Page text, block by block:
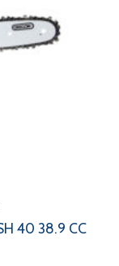
40 38.9 CC